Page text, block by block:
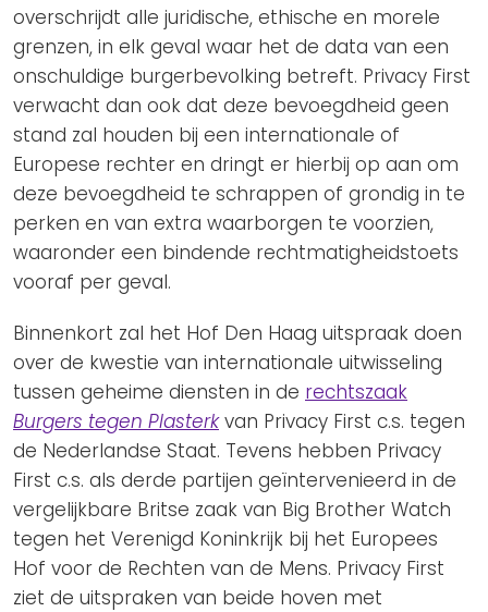
overschrijdt alle juridische, ethische en morele
grenzen, in elk geval waar het de data van een
onschuldige burgerbevolking betreft. Privacy First
verwacht dan ook dat deze bevoegdheid geen
stand zal houden bij een internationale of
Europese rechter en dringt er hierbij op aan om
deze bevoegdheid te schrappen of grondig in te
perken en van extra waarborgen te voorzien,
waaronder een bindende rechtmatigheidstoets
vooraf per geval.
Binnenkort zal het Hof Den Haag uitspraak doen
over de kwestie van internationale uitwisseling
tussen geheime diensten in de rechtszaak
Burgers tegen Plasterkvan Privacy First c.s. tegen
de Nederlandse Staat. Tevens hebben Privacy
First c.s. als derde partijen geïntervenieerd in de
vergelijkbare Britse zaak van Big Brother Watch
tegen het Verenigd Koninkrijk bij het Europees
Hof voor de Rechten van de Mens. Privacy First
ziet de uitspraken van beide hoven met